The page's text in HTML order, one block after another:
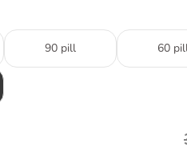
90 pill 60